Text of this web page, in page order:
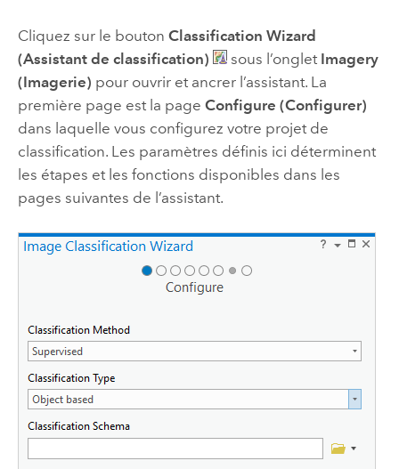
Cliquez sur le bouton Classification Wizard
(Assistant de classification)
sous l’onglet Imagery
(Imagerie) pour ouvrir et ancrer l’assistant. La
première page est la page Configure (Configurer)
dans laquelle vous configurez votre projet de
classification. Les paramètres définis ici déterminent
les étapes et les fonctions disponibles dans les
pages suivantes de l’assistant.